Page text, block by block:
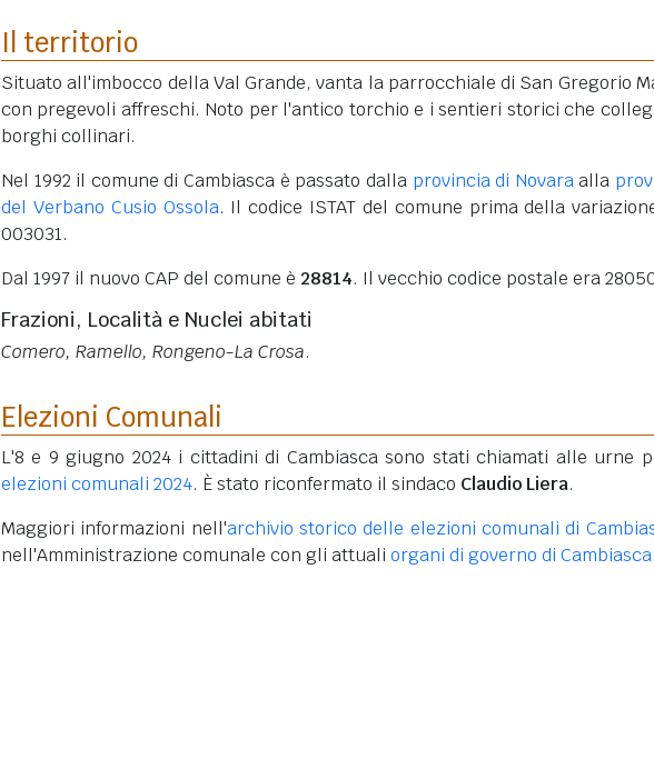
Il territorio
Situato all'imbocco della Val Grande, vanta la parrocchiale di San Gregorio
con pregevoli affreschi. Noto per l'antico torchio e i sentieri storici che
borghi collinari.
Nel 1992 il comune di Cambiasca è passato dalla provincia di Novaraalla
del Verbano Cusio Ossola. Il codice ISTAT del comune prima della
003031.
Dal 1997 il nuovo CAP del comune è 28814. Il vecchio codice postale era
Frazioni, Località e Nuclei abitati
Comero, Ramello, Rongeno-La Crosa.
Elezioni Comunali
L'8 e 9 giugno 2024 i cittadini di Cambiasca sono stati chiamati alle urne
elezioni comunali 2024. È stato riconfermato il sindaco Claudio Liera.
Maggiori informazioni nell'archivio storico delle elezioni comunali di
nell'Amministrazione comunale con gli attuali organi di governo di Cambiasca